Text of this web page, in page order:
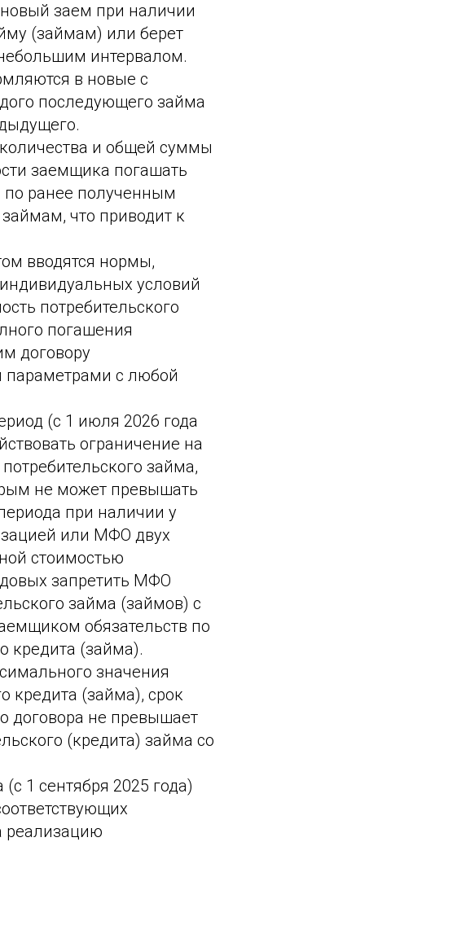
заем при наличии
(займам) или берет
интервалом.
в новые с
последующего займа
и общей суммы
заемщика погашать
по ранее полученным
что приводит к
вводятся нормы,
условий
потребительского
погашения
договору
параметрами с любой
(с 1 июля 2026 года
ограничение на
займа,
не может превышать
при наличии у
или МФО двух
стоимостью
запретить МФО
займа (займов) с
обязательств по
кредита (займа).
значения
кредита (займа), срок
договора не превышает
(кредита) займа со
1 сентября 2025 года)
реализацию